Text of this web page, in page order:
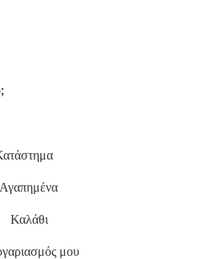
Αγαπημένα
Καλάθι
μου